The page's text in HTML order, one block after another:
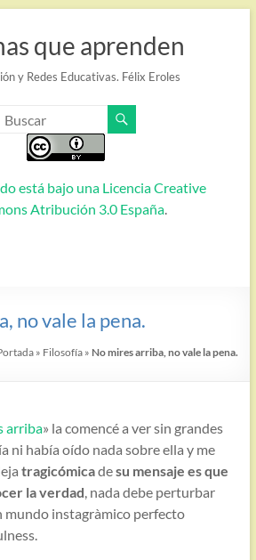
que aprenden
y Redes Educativas. Félix Eroles
está bajo una Licencia Creative
Atribución 3.0 España.
no vale la pena.
» Filosofía » No mires arriba, no vale la pena.
arriba» la comencé a ver sin grandes
ni había oído nada sobre ella y me
tragicómicadesu mensaje es que
la verdad, nada debe perturbar
mundo instagràmico perfecto